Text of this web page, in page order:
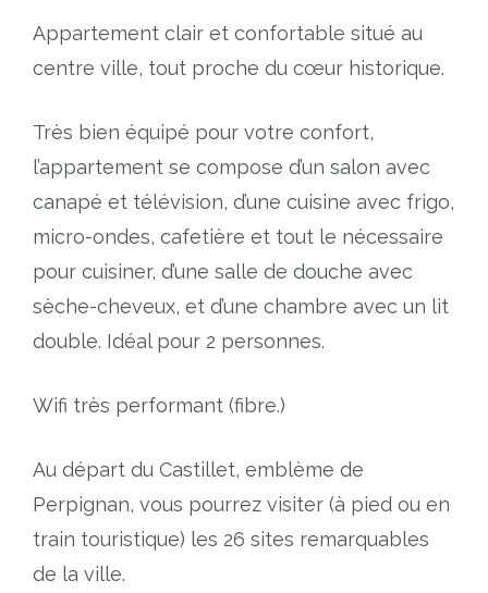
Appartement clair et confortable situé au
centre ville, tout proche du cœur historique.
Très bien équipé pour votre confort,
l’appartement se compose d’un salon avec
canapé et télévision, d’une cuisine avec frigo,
micro-ondes, cafetière et tout le nécessaire
pour cuisiner, d’une salle de douche avec
sèche-cheveux, et d’une chambre avec un lit
double. Idéal pour 2 personnes.
Wifi très performant (fibre.)
Au départ du Castillet, emblème de
Perpignan, vous pourrez visiter (à pied ou en
train touristique) les 26 sites remarquables
de la ville.